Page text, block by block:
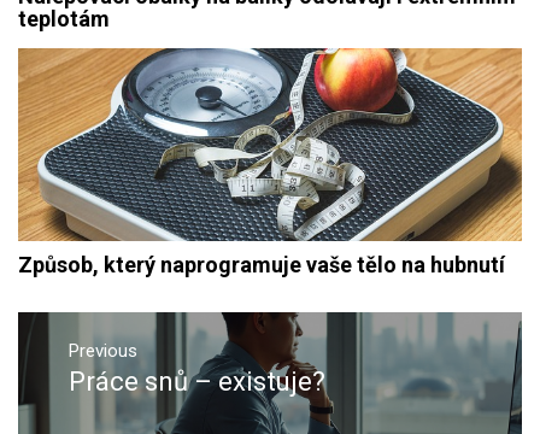
teplotám
Způsob, který naprogramuje vaše tělo na hubnutí
Navigace
pro
příspěvek
Previous
Previous
Práce snů – existuje?